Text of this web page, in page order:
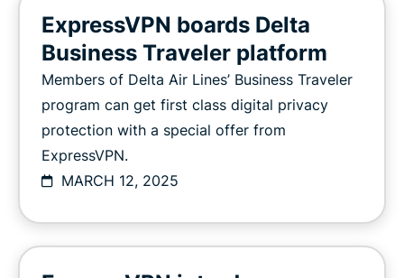
ExpressVPN boards Delta
Business Traveler platform
Members of Delta Air Lines’ Business Traveler
program can get first class digital privacy
protection with a special offer from
ExpressVPN.
MARCH 12, 2025